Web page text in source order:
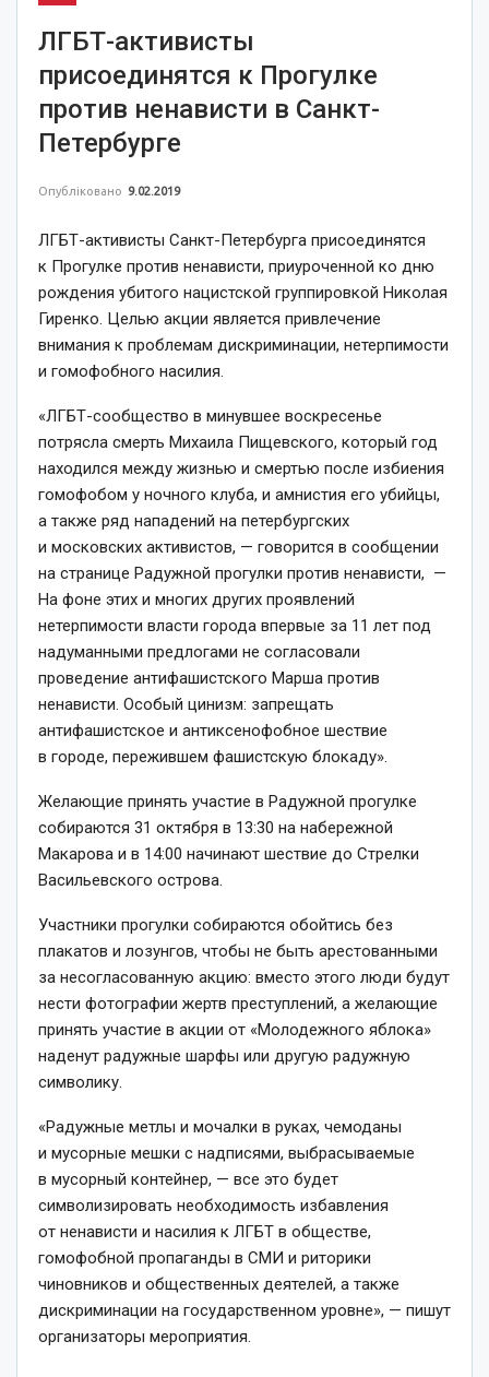
ЛГБТ-активисты
присоединятся к Прогулке
против ненависти в Санкт-
Петербурге
Опубліковано 9.02.2019
ЛГБТ-активисты Санкт-Петербурга присоединятся
к Прогулке против ненависти, приуроченной ко дню
рождения убитого нацистской группировкой Николая
Гиренко. Целью акции является привлечение
внимания к проблемам дискриминации, нетерпимости
и гомофобного насилия.
«ЛГБТ-сообщество в минувшее воскресенье
потрясла смерть Михаила Пищевского, который год
находился между жизнью и смертью после избиения
гомофобом у ночного клуба, и амнистия его убийцы,
а также ряд нападений на петербургских
и московских активистов, — говорится в сообщении
на странице Радужной прогулки против ненависти, —
На фоне этих и многих других проявлений
нетерпимости власти города впервые за 11 лет под
надуманными предлогами не согласовали
проведение антифашистского Марша против
ненависти. Особый цинизм: запрещать
антифашистское и антиксенофобное шествие
в городе, пережившем фашистскую блокаду».
Желающие принять участие в Радужной прогулке
собираются 31 октября в 13:30 на набережной
Макарова и в 14:00 начинают шествие до Стрелки
Васильевского острова.
Участники прогулки собираются обойтись без
плакатов и лозунгов, чтобы не быть арестованными
за несогласованную акцию: вместо этого люди будут
нести фотографии жертв преступлений, а желающие
принять участие в акции от «Молодежного яблока»
наденут радужные шарфы или другую радужную
символику.
«Радужные метлы и мочалки в руках, чемоданы
и мусорные мешки с надписями, выбрасываемые
в мусорный контейнер, — все это будет
символизировать необходимость избавления
от ненависти и насилия к ЛГБТ в обществе,
гомофобной пропаганды в СМИ и риторики
чиновников и общественных деятелей, а также
дискриминации на государственном уровне», — пишут
организаторы мероприятия.